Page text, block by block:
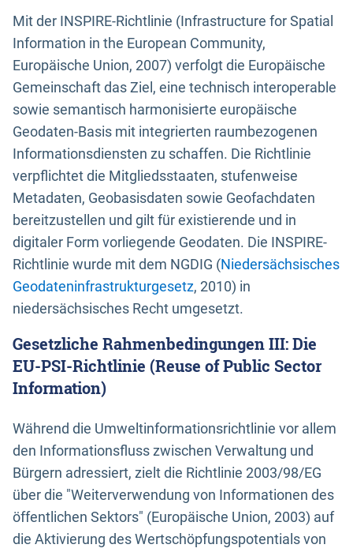
Mit der INSPIRE-Richtlinie (Infrastructure for Spatial
Information in the European Community,
Europäische Union, 2007) verfolgt die Europäische
Gemeinschaft das Ziel, eine technisch interoperable
sowie semantisch harmonisierte europäische
Geodaten-Basis mit integrierten raumbezogenen
Informationsdiensten zu schaffen. Die Richtlinie
verpflichtet die Mitgliedsstaaten, stufenweise
Metadaten, Geobasisdaten sowie Geofachdaten
bereitzustellen und gilt für existierende und in
digitaler Form vorliegende Geodaten. Die INSPIRE-
Richtlinie wurde mit dem NGDIG (Niedersächsisches
Geodateninfrastrukturgesetz, 2010) in
niedersächsisches Recht umgesetzt.
Gesetzliche Rahmenbedingungen III: Die
EU-PSI-Richtlinie (Reuse of Public Sector
Information)
Während die Umweltinformationsrichtlinie vor allem
den Informationsfluss zwischen Verwaltung und
Bürgern adressiert, zielt die Richtlinie 2003/98/EG
über die "Weiterverwendung von Informationen des
öffentlichen Sektors" (Europäische Union, 2003) auf
die Aktivierung des Wertschöpfungspotentials von